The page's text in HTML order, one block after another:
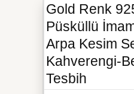
Gold Renk
Püsküllü
Arpa Kesim
Kahverengi-
Tesbih